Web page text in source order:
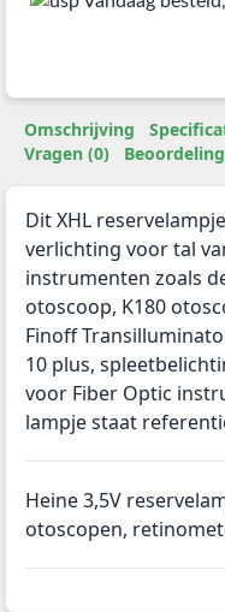
Omschrijving
Vragen (0)
Dit XHL
verlichting voor tal
instrumenten zoals
otoscoop, K180
Finoff
10 plus,
voor Fiber Optic
lampje staat
Heine 3,5V
otoscopen,